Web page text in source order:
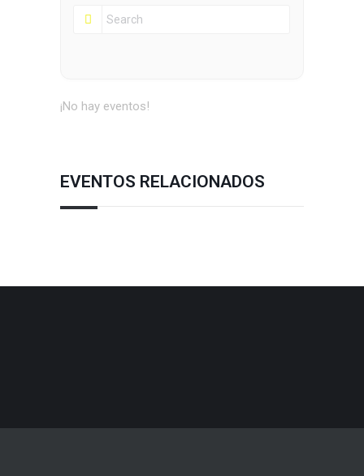
¡No hay eventos!
EVENTOS RELACIONADOS